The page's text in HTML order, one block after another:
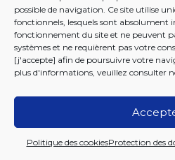
possible de navigation. Ce site utilise
fonctionnels, lesquels sont absolument
fonctionnement du site et ne peuvent
systèmes et ne requièrent pas votre
[j'accepte] afin de poursuivre votre
plus d'informations, veuillez consulter
Politique des cookiesProtection des
Depuis le 1er janvier 2017,
indépendante peut obtenir le
indépendant s'il en fait la
Des codes catégories de
répertoriés dans le RGTI.
Trois codes catégories de
flux A301 et L302 (D047 et
Cadastre) :